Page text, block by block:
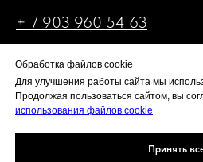
+ 7 903 960 54 63
hello@be-ready.ru
НАШ АДРЕС: УЛ.ДУБИНИНСКАЯ, Д.
Политика конфиденциальности
Обработка файлов cookie
Для улучшения работы сайта мы
Продолжая пользоваться сайтом, вы
использования файлов cookie
Принять